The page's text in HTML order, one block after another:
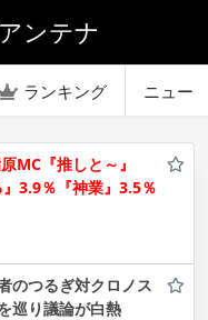
ンテナ
ランキング ニュー
MC『推しと～』
3.9％『神業』3.5％
のつるぎ対クロノス
巡り議論が白熱